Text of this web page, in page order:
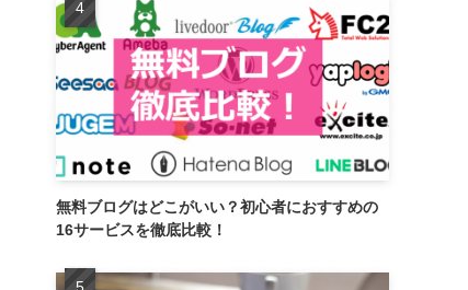
無料ブログはどこがいい？初心者におすすめの
16サービスを徹底比較！